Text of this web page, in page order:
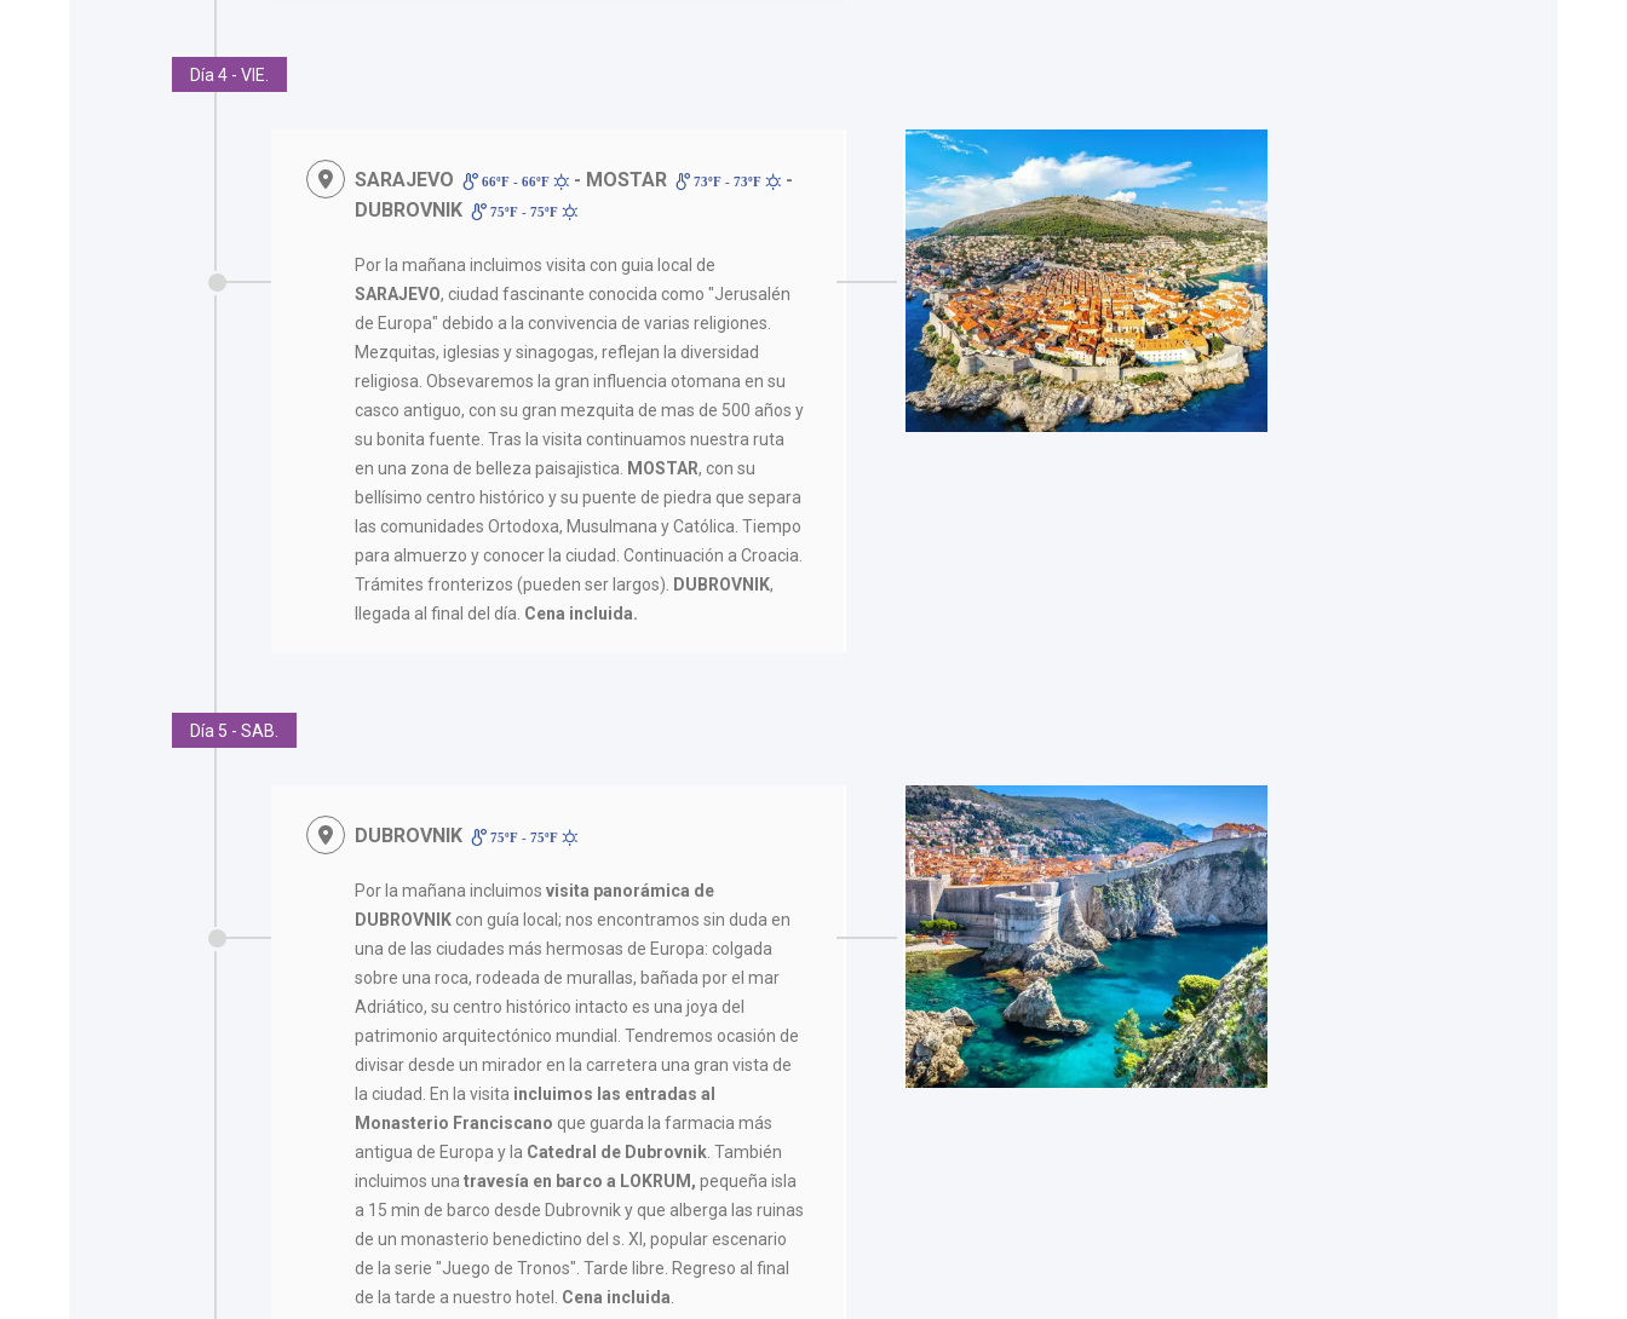
Día 4 - VIE.
SARAJEVO 66ºF - 66ºF - MOSTAR 73ºF - 73ºF
-
DUBROVNIK
75ºF - 75ºF
Por la mañana incluimos visita con guia local de
SARAJEVO, ciudad fascinante conocida como "Jerusalén
de Europa" debido a la convivencia de varias religiones.
Mezquitas, iglesias y sinagogas, reflejan la diversidad
religiosa. Obsevaremos la gran influencia otomana en su
casco antiguo, con su gran mezquita de mas de 500 años y
su bonita fuente. Tras la visita continuamos nuestra ruta
en una zona de belleza paisajistica.
MOSTAR, con su
bellísimo centro histórico y su puente de piedra que separa
las comunidades Ortodoxa, Musulmana y Católica. Tiempo
para almuerzo y conocer la ciudad. Continuación a Croacia.
Trámites fronterizos (pueden ser largos).
DUBROVNIK,
llegada al final del día. Cena incluida.
Día 5 - SAB.
DUBROVNIK 75ºF - 75ºF
Por la mañana incluimosvisita panorámica de
DUBROVNIK con guía local; nos encontramos sin duda en
una de las ciudades más hermosas de Europa: colgada
sobre una roca, rodeada de murallas, bañada por el mar
Adriático, su centro histórico intacto es una joya del
patrimonio arquitectónico mundial. Tendremos ocasión de
divisar desde un mirador en la carretera una gran vista de
la ciudad. En la visita incluimos las entradas al
Monasterio Franciscano que guarda la farmacia más
antigua de Europa y la Catedral de Dubrovnik . También
incluimos una travesía en barco a LOKRUM,pequeña isla
a 15 min de barco desde Dubrovnik y que alberga las ruinas
de un monasterio benedictino del s. XI, popular escenario
de la serie "Juego de Tronos". Tarde libre. Regreso al final
de la tarde a nuestro hotel. Cena incluida